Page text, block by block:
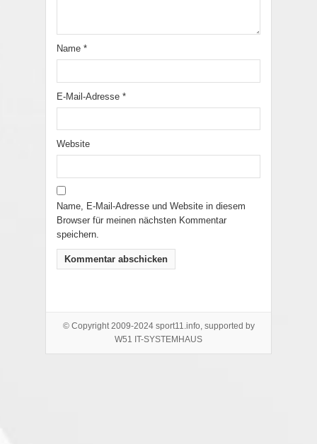
Name *
E-Mail-Adresse *
Website
Name, E-Mail-Adresse und Website in diesem
Browser für meinen nächsten Kommentar
speichern.
© Copyright 2009-2024 sport11.info, supported by
W51 IT-SYSTEMHAUS